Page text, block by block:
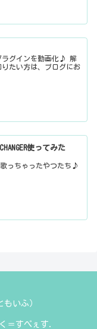
ラグインを動画化♪ 解
たい方は、ブログにお
使ってみた
っちゃったやつたち♪
いふ）
＝すぺぇす.